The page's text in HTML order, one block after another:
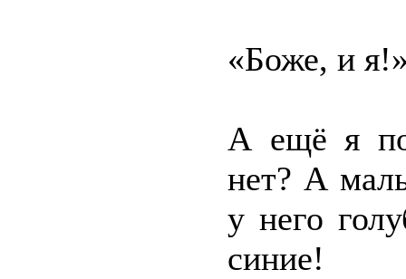
«Боже, и
А ещё я
нет? А
у него
синие!